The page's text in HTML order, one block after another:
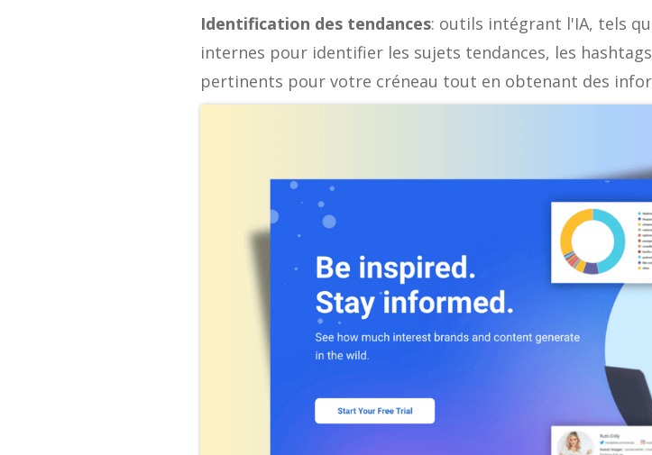
Identification des tendances: outils intégrant l'IA, tels
internes pour identifier les sujets tendances, les
pertinents pour votre créneau tout en obtenant des